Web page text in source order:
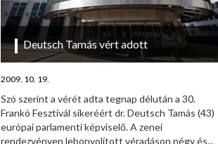
Deutsch Tamás vért adott
2009. 10. 19.
Szó szerint a vérét adta tegnap délután a 30.
Frankó Fesztivál sikeréért dr. Deutsch Tamás (43)
európai parlamenti képviselő. A zenei
rendezvényen lebonyolított véradáson négy és...